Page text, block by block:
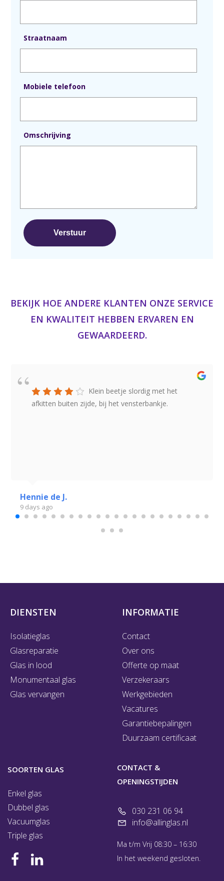
Straatnaam
Mobiele telefoon
Omschrijving
BEKIJK HOE ANDERE KLANTEN ONZE SERVICE
EN KWALITEIT HEBBEN ERVAREN EN
GEWAARDEERD.
Klein beetje slordig met het
afkitten buiten zijde, bij het vensterbankje.
Hennie de J.
9 days ago
DIENSTEN
Isolatieglas
Glasreparatie
Glas in lood
Monumentaal glas
Glas vervangen
INFORMATIE
Contact
Over ons
Offerte op maat
Verzekeraars
Werkgebieden
Vacatures
Garantiebepalingen
Duurzaam certificaat
SOORTEN GLAS
Enkel glas
Dubbel glas
Vacuumglas
Triple glas
CONTACT &
OPENINGSTIJDEN
030 231 06 94
info@allinglas.nl
Ma t/m Vrij 08:30 – 16:30
In het weekend gesloten.